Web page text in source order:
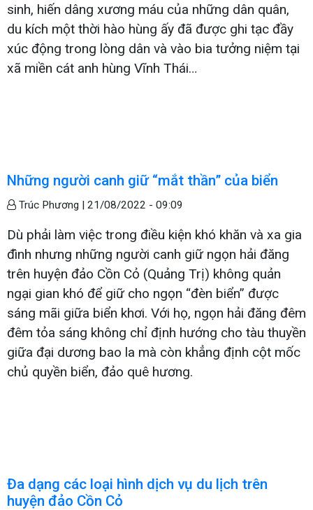
sinh, hiến dâng xương máu của những dân quân,
du kích một thời hào hùng ấy đã được ghi tạc đầy
xúc động trong lòng dân và vào bia tưởng niệm tại
xã miền cát anh hùng Vĩnh Thái…
Những người canh giữ “mắt thần” của biển
Trúc Phương | 21/08/2022 - 09:09
Dù phải làm việc trong điều kiện khó khăn và xa gia
đình nhưng những người canh giữ ngọn hải đăng
trên huyện đảo Cồn Cỏ (Quảng Trị) không quản
ngại gian khó để giữ cho ngọn “đèn biển” được
sáng mãi giữa biển khơi. Với họ, ngọn hải đăng đêm
đêm tỏa sáng không chỉ định hướng cho tàu thuyền
giữa đại dương bao la mà còn khẳng định cột mốc
chủ quyền biển, đảo quê hương.
Đa dạng các loại hình dịch vụ du lịch trên
huyện đảo Cồn Cỏ